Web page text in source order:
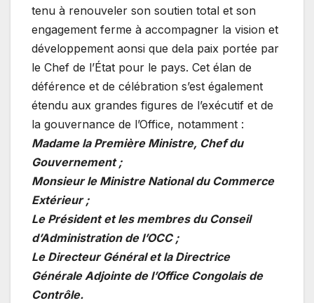
tenu à renouveler son soutien total et son
engagement ferme à accompagner la vision et
développement aonsi que dela paix portée par
le Chef de l’État pour le pays. ​Cet élan de
déférence et de célébration s’est également
étendu aux grandes figures de l’exécutif et de
la gouvernance de l’Office, notamment :
Madame la Première Ministre, Chef du
Gouvernement ;
Monsieur le Ministre National du Commerce
Extérieur ;
​Le Président et les membres du Conseil
d’Administration de l’OCC ;
​Le Directeur Général et la Directrice
Générale Adjointe de l’Office Congolais de
Contrôle.